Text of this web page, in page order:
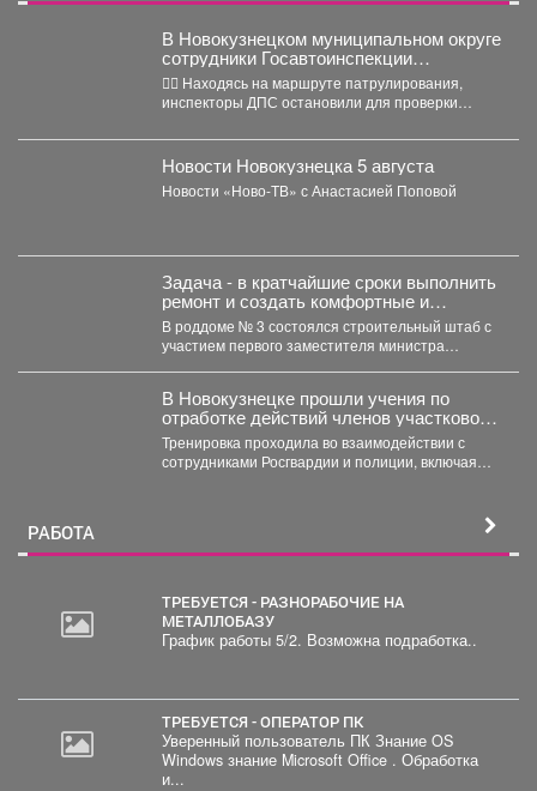
В Новокузнецком муниципальном округе
сотрудники Госавтоинспекции
задержали нетрезвого водителя,
повторно севшего за руль в состоянии
опьянения
👮‍♂ Находясь на маршруте патрулирования,
инспекторы ДПС остановили для проверки
Новости Новокузнецка 5 августа
Новости «Ново-ТВ» с Анастасией Поповой
Задача - в кратчайшие сроки выполнить
ремонт и создать комфортные и
безопасные условия для будущих мам
и новорождённых.
В роддоме № 3 состоялся строительный штаб с
участием первого заместителя министра
В Новокузнецке прошли учения по
отработке действий членов участковой
избирательной комиссии в нештатных
ситуациях на предстоящих выборах.
Тренировка проходила во взаимодействии с
сотрудниками Росгвардии и полиции, включая
РАБОТА
ТРЕБУЕТСЯ - РАЗНОРАБОЧИЕ НА
МЕТАЛЛОБАЗУ
График работы 5/2. Возможна подработка..
ТРЕБУЕТСЯ - ОПЕРАТОР ПК
Уверенный пользователь ПК Знание OS
Windows знание Microsoft Office . Обработка
и...